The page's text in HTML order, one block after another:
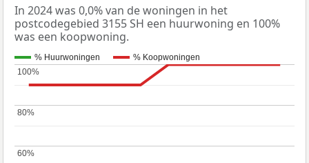
In 2024 was 0,0% van de woningen in het
postcodegebied 3155 SH een huurwoning en 100%
was een koopwoning.
% Huurwoningen % Koopwoningen
60%
60%
80%
80%
100%
100%